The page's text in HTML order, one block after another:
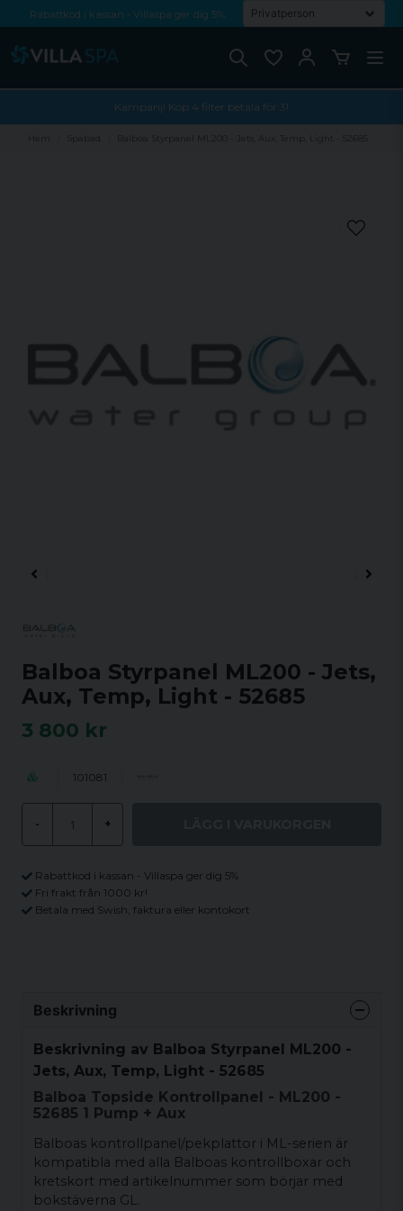
Rabattkod i kassan - Villaspa ger dig 5%
Kampanj! Köp 4 filter betala för 3!
Hem Spabad Balboa Styrpanel ML200 - Jets, Aux, Temp, Light - 52685
Balboa Styrpanel ML200 - Jets,
Aux, Temp, Light - 52685
3 800 kr
101081
- +
Rabattkod i kassan - Villaspa ger dig 5%
Fri frakt från 1000 kr!
Betala med Swish, faktura eller kontokort
Beskrivning
Beskrivning av Balboa Styrpanel ML200 -
Jets, Aux, Temp, Light - 52685
Balboa Topside Kontrollpanel - ML200 -
52685 1 Pump + Aux
Balboas kontrollpanel/pekplattor i ML-serien är
kompatibla med alla Balboas kontrollboxar och
kretskort med artikelnummer som börjar med
bokstäverna GL.